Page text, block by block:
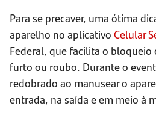
Para se precaver, uma ótima
aparelho no aplicativo Celular
Federal, que facilita o bloqueio
furto ou roubo. Durante o
redobrado ao manusear o
entrada, na saída e em meio à